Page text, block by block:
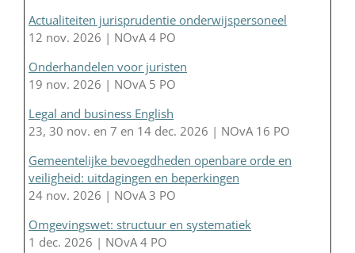
Actualiteiten jurisprudentie onderwijspersoneel
12 nov. 2026 | NOvA 4 PO
Onderhandelen voor juristen
19 nov. 2026 | NOvA 5 PO
Legal and business English
23, 30 nov. en 7 en 14 dec. 2026 | NOvA 16 PO
Gemeentelijke bevoegdheden openbare orde en
veiligheid: uitdagingen en beperkingen
24 nov. 2026 | NOvA 3 PO
Omgevingswet: structuur en systematiek
1 dec. 2026 | NOvA 4 PO